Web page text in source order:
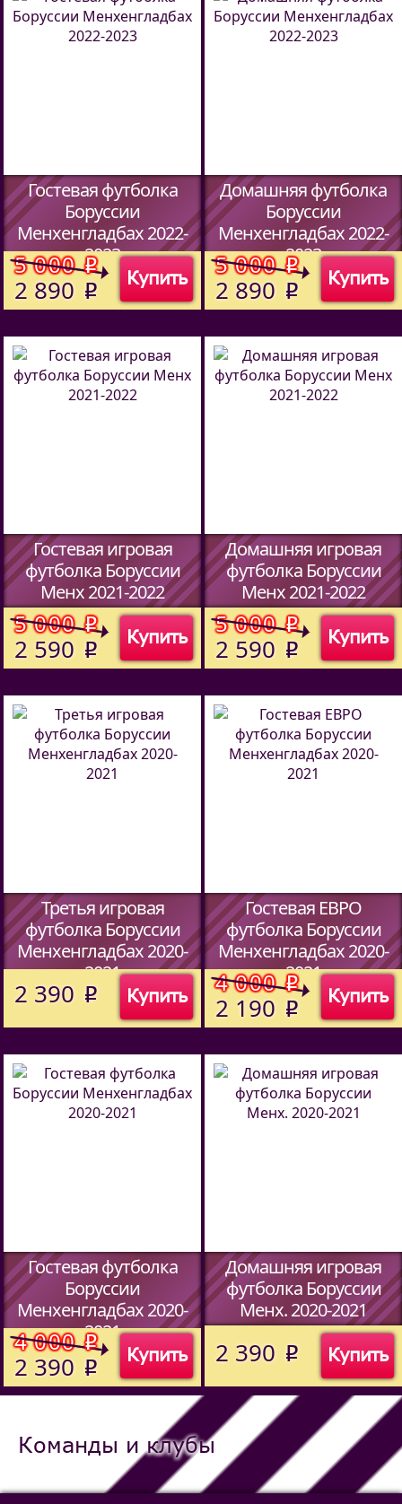
Гостевая футболка
Боруссии
Менхенгладбах 2022-
2023
(Код:513970114 Купить
5 000o
2 890 o
Домашняя футболка
Боруссии
Менхенгладбах 2022-
2023
(Код:513970114 Купить
5 000o
2 890 o
Гостевая игровая
футболка Боруссии
Менх 2021-2022
(Код:)
Купить
5 000o
2 590 o
Домашняя игровая
футболка Боруссии
Менх 2021-2022
(Код:)
Купить
5 000o
2 590 o
Третья игровая
футболка Боруссии
Менхенгладбах 2020-
2021
(Код:) Купить
2 390 o
Гостевая ЕВРО
футболка Боруссии
Менхенгладбах 2020-
2021
(Код:) Купить
4 000o
2 190 o
Гостевая футболка
Боруссии
Менхенгладбах 2020-
2021
(Код:) Купить
4 000o
2 390 o
Домашняя игровая
футболка Боруссии
Менх. 2020-2021
Купить
2 390 o
Команды и клубы